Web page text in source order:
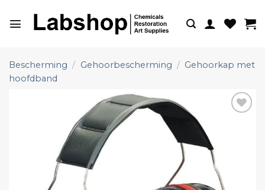
naar
Bescherming / Gehoorbescherming / Gehoorkap met
hoofdband